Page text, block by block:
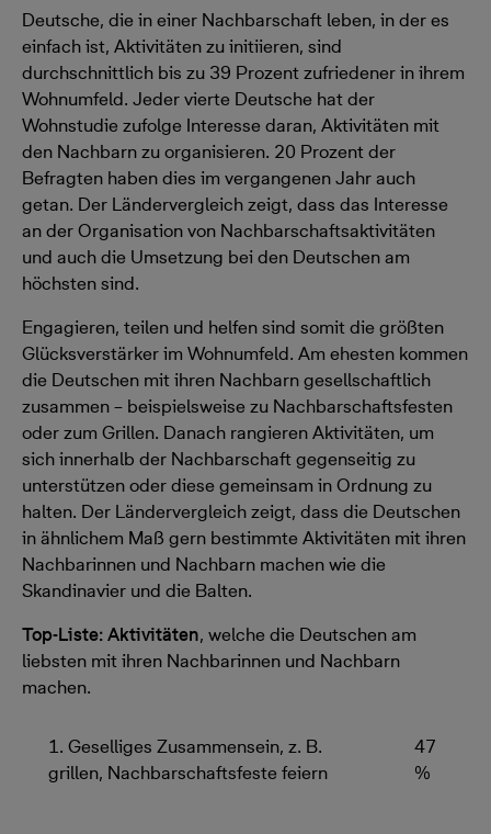
Deutsche, die in einer Nachbarschaft leben, in der es
einfach ist, Aktivitäten zu initiieren, sind
durchschnittlich bis zu 39 Prozent zufriedener in ihrem
Wohnumfeld. Jeder vierte Deutsche hat der
Wohnstudie zufolge Interesse daran, Aktivitäten mit
den Nachbarn zu organisieren. 20 Prozent der
Befragten haben dies im vergangenen Jahr auch
getan. Der Ländervergleich zeigt, dass das Interesse
an der Organisation von Nachbarschaftsaktivitäten
und auch die Umsetzung bei den Deutschen am
höchsten sind.
Engagieren, teilen und helfen sind somit die größten
Glücksverstärker im Wohnumfeld. Am ehesten kommen
die Deutschen mit ihren Nachbarn gesellschaftlich
zusammen – beispielsweise zu Nachbarschaftsfesten
oder zum Grillen. Danach rangieren Aktivitäten, um
sich innerhalb der Nachbarschaft gegenseitig zu
unterstützen oder diese gemeinsam in Ordnung zu
halten. Der Ländervergleich zeigt, dass die Deutschen
in ähnlichem Maß gern bestimmte Aktivitäten mit ihren
Nachbarinnen und Nachbarn machen wie die
Skandinavier und die Balten.
Top-Liste: Aktivitäten, welche die Deutschen am
liebsten mit ihren Nachbarinnen und Nachbarn
machen.
1. Geselliges Zusammensein, z. B.
grillen, Nachbarschaftsfeste feiern
47
%